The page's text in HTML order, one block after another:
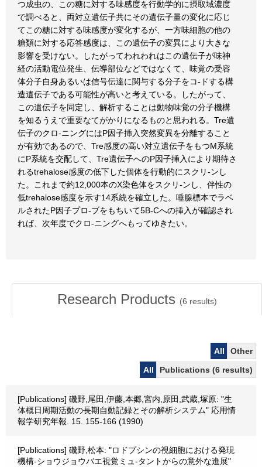
つ成虫の、この糖に対する味感度を行動学的に摂取域濃度
で調べると、両対立遺伝子共にその遺伝子量の変化に応じ
てこの糖に対する味感度が変化するが、一方味細胞の他の
糖類に対する応答感度は、この遺伝子の変異により大きな
影響を受けない。したがってわれわれはこの遺伝子が味神
経の活動電位発生、伝導部位などではなくて、味覚の受容
体分子自身あるいは信号伝達に関与する分子をコ-ドする構
造遺伝子である可能性が高いと考えている。したがって、
この遺伝子を同定し、解析することは動物味覚の分子機構
を知るうえで重要なてがかりになるものと思われる。Tre遺
伝子のクロ-ニングにはP因子挿入突然変異を分離すること
が有効であるので、Tre感度の高い対立遺伝子をもつM系統
にP系統を交配して、Tre遺伝子へのP因子挿入により期待さ
れるtrehalose感度の低下した個体を行動的にスクリ-ンし
た。これまで約12,000本のX染色体をスクリ-ンし、伴性の
低trehalose感度を示す14系統を確立した。唾腺標本でラベ
ルされたP因子プロ-ブをもちいて5B-Cへの挿入が確認され
れば、次年度でクロ-ニングへもってゆきたい。
Research Products (6 results)
All
Other
All
Publications (6 results)
[Publications] 磯野,尾田,伊藤,本郷,宮内,原田,武蔵,塚原: "生
体概日周期活動の長期自動記録とその解析システム" 応用情
報学研究年報. 15. 155-166 (1990)
[Publications] 磯野,松本: "ロドプシンの視細胞における発現
機構-ショウジョウバエ視覚ミュ-タントからの意外な進展"